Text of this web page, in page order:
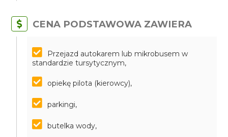
CENA PODSTAWOWA ZAWIERA
Przejazd autokarem lub mikrobusem w
standardzie tursytycznym,
opiekę pilota (kierowcy),
parkingi,
butelka wody,